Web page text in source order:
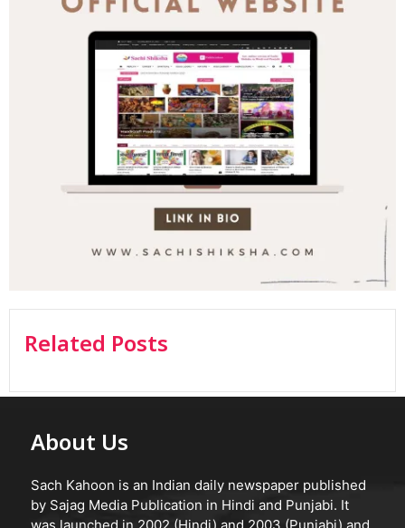
Related Posts
About Us
Sach Kahoon is an Indian daily newspaper published
by Sajag Media Publication in Hindi and Punjabi. It